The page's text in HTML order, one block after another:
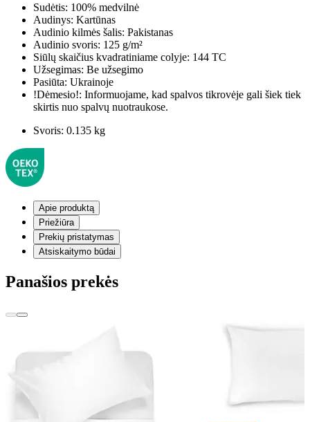
Sudėtis: 100% medvilnė
Audinys: Kartūnas
Audinio kilmės šalis: Pakistanas
Audinio svoris: 125 g/m²
Siūlų skaičius kvadratiniame colyje: 144 TC
Užsegimas: Be užsegimo
Pasiūta: Ukrainoje
!Dėmesio!: Informuojame, kad spalvos tikrovėje gali šiek tiek
skirtis nuo spalvų nuotraukose.
Svoris: 0.135 kg
Apie produktą
Priežiūra
Prekių pristatymas
Atsiskaitymo būdai
Panašios prekės